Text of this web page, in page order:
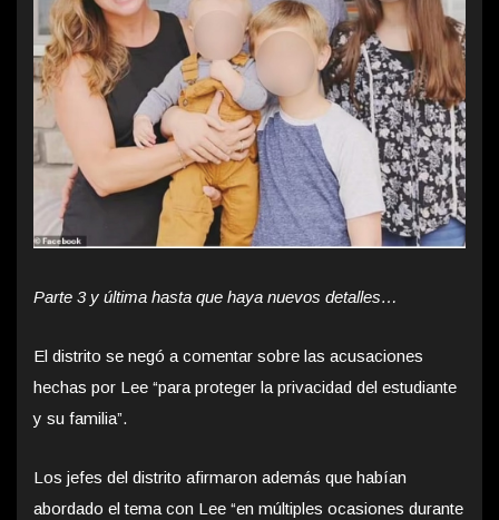
Parte 3 y última hasta que haya nuevos detalles…
El distrito se negó a comentar sobre las acusaciones
hechas por Lee “para proteger la privacidad del estudiante
y su familia”.
Los jefes del distrito afirmaron además que habían
abordado el tema con Lee “en múltiples ocasiones durante